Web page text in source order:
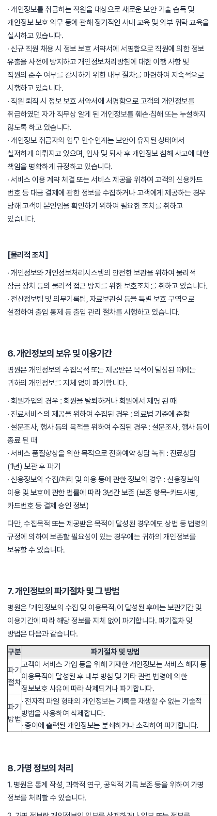
· 개인정보를 취급하는 직원을 대상으로 새로운 보안 기술 습득 및
개인정보 보호 의무 등에 관해 정기적인 사내 교육 및 외부 위탁 교육을
실시하고 있습니다.
· 신규 직원 채용 시 정보 보호 서약서에 서명함으로 직원에 의한 정보
유출을 사전에 방지하고 개인정보처리방침에 대한 이행 사항 및
직원의 준수 여부를 감시하기 위한 내부 절차를 마련하여 지속적으로
시행하고 있습니다.
· 직원 퇴직 시 정보 보호 서약서에 서명함으로 고객의 개인정보를
취급하였던 자가 직무상 알게 된 개인정보를 훼손·침해 또는 누설하지
않도록 하고 있습니다.
· 개인정보 취급자의 업무 인수인계는 보안이 유지된 상태에서
철저하게 이뤄지고 있으며, 입사 및 퇴사 후 개인정보 침해 사고에 대한
책임을 명확하게 규정하고 있습니다.
· 서비스 이용 계약 체결 또는 서비스 제공을 위하여 고객의 신용카드
번호 등 대금 결제에 관한 정보를 수집하거나 고객에게 제공하는 경우
당해 고객이 본인임을 확인하기 위하여 필요한 조치를 취하고
있습니다.
[물리적 조치]
· 개인정보와 개인정보처리시스템의 안전한 보관을 위하여 물리적
잠금 장치 등의 물리적 접근 방지를 위한 보호조치를 취하고 있습니다.
· 전산정보팀 및 의무기록팀, 자료보관실 등을 특별 보호 구역으로
설정하여 출입 통제 등 출입 관리 절차를 시행하고 있습니다.
6. 개인정보의 보유 및 이용기간
병원은 개인정보의 수집목적 또는 제공받은 목적이 달성된 때에는
귀하의 개인정보를 지체 없이 파기합니다.
· 회원가입의 경우 : 회원을 탈퇴하거나 회원에서 제명 된 때
· 진료서비스의 제공을 위하여 수집된 경우 : 의료법 기준에 준함
· 설문조사, 행사 등의 목적을 위하여 수집된 경우 : 설문조사, 행사 등이
종료 된 때
· 서비스 품질향상을 위한 목적으로 전화예약 상담 녹취 : 진료상담
(1년) 보관 후 파기
· 신용정보의 수집/처리 및 이용 등에 관한 정보의 경우 : 신용정보의
이용 및 보호에 관한 법률에 따라 3년간 보존 (보존 항목-카드사명,
카드번호 등 결제 승인 정보)
다만, 수집목적 또는 제공받은 목적이 달성된 경우에도 상법 등 법령의
규정에 의하여 보존할 필요성이 있는 경우에는 귀하의 개인정보를
보유할 수 있습니다.
7. 개인정보의 파기절차 및 그 방법
병원은 「개인정보의 수집 및 이용목적」이 달성된 후에는 보관기간 및
이용기간에 따라 해당 정보를 지체 없이 파기합니다. 파기절차 및
방법은 다음과 같습니다.
구분
파기절차 및 방법
파기
절차
고객이 서비스 가입 등을 위해 기재한 개인정보는 서비스 해지 등
이용목적이 달성된 후 내부 방침 및 기타 관련 법령에 의한
정보보호 사유에 따라 삭제되거나 파기합니다.
파기
방법
· 전자적 파일 형태의 개인정보는 기록을 재생할 수 없는 기술적
방법을 사용하여 삭제합니다.
· 종이에 출력된 개인정보는 분쇄하거나 소각하여 파기합니다.
8. 가명 정보의 처리
1. 병원은 통계 작성, 과학적 연구, 공익적 기록 보존 등을 위하여 가명
정보를 처리할 수 있습니다.